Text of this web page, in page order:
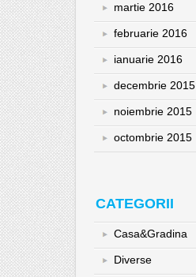
martie 2016
februarie 2016
ianuarie 2016
decembrie 2015
noiembrie 2015
octombrie 2015
CATEGORII
Casa&Gradina
Diverse